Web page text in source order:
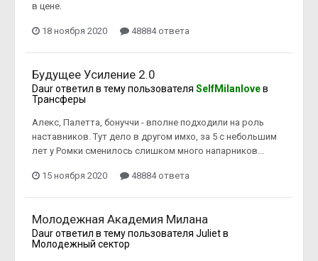
в цене.
18 ноября 2020 48884 ответа
Будущее Усиление 2.0
Daurответил в тему пользователя SelfMilanloveв
Трансферы
Алекс, Палетта, бонуччи - вполне подходили на роль
наставников. Тут дело в другом имхо, за 5 с небольшим
лет у Ромки сменилось слишком много напарников...
15 ноября 2020 48884 ответа
Молодежная Академия Милана
Daurответил в тему пользователя Julietв
Молодежный сектор